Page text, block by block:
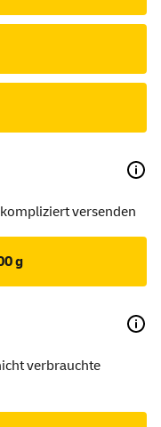
versenden
g
verbrauchte